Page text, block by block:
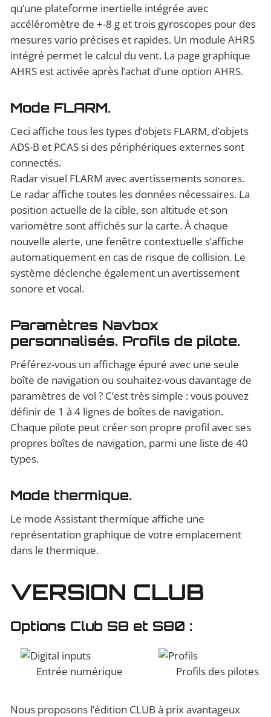
qu’une plateforme inertielle intégrée avec
accéléromètre de +-8 g et trois gyroscopes pour des
mesures vario précises et rapides. Un module AHRS
intégré permet le calcul du vent. La page graphique
AHRS est activée après l’achat d’une option AHRS.
Mode FLARM.
Ceci affiche tous les types d’objets FLARM, d’objets
ADS-B et PCAS si des périphériques externes sont
connectés.
Radar visuel FLARM avec avertissements sonores.
Le radar affiche toutes les données nécessaires. La
position actuelle de la cible, son altitude et son
variomètre sont affichés sur la carte. À chaque
nouvelle alerte, une fenêtre contextuelle s’affiche
automatiquement en cas de risque de collision. Le
système déclenche également un avertissement
sonore et vocal.
Paramètres Navbox
personnalisés. Profils de pilote.
Préférez-vous un affichage épuré avec une seule
boîte de navigation ou souhaitez-vous davantage de
paramètres de vol ? C’est très simple : vous pouvez
définir de 1 à 4 lignes de boîtes de navigation.
Chaque pilote peut créer son propre profil avec ses
propres boîtes de navigation, parmi une liste de 40
types.
Mode thermique.
Le mode Assistant thermique affiche une
représentation graphique de votre emplacement
dans le thermique.
VERSION CLUB
Options Club S8 et S80 :
Entrée numérique Profils des pilotes
Nous proposons l’édition CLUB à prix avantageux